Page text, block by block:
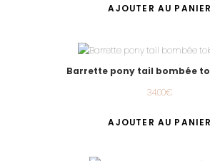
AJOUTER AU PANIER
Barrette pony tail bombée
34.00€
AJOUTER AU PANIER